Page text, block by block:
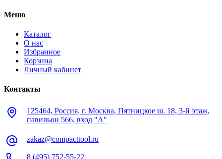
Меню
Каталог
О нас
Избранное
Корзина
Личный кабинет
Контакты
125464, Россия, г. Москва, Пятницкое ш. 18, 3-й этаж,
павильон 566, вход "А"
zakaz@compacttool.ru
8 (495) 752-55-22